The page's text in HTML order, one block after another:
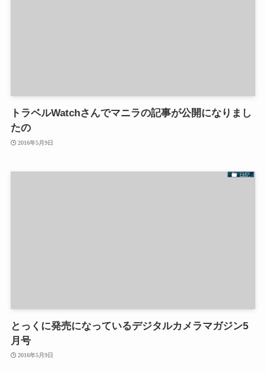
トラベルWatchさんでマニラの記事が公開になりまし
たの
2016年5月9日
日記
とっくに発売になっているデジタルカメラマガジン5
月号
2016年5月9日